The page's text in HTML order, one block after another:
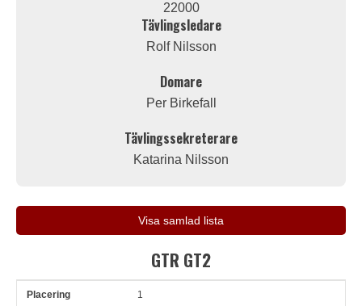
22000
Tävlingsledare
Rolf Nilsson
Domare
Per Birkefall
Tävlingssekreterare
Katarina Nilsson
Visa samlad lista
GTR GT2
Pl Snr 1